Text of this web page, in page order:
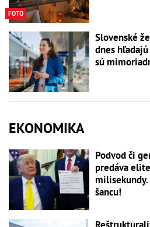
FOTO
Slovenské
dnes
sú
EKONOMIKA
Podvod či
predáva
šancu!